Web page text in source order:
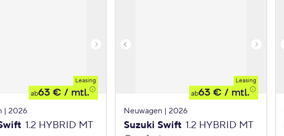
Leasing
ab63 € / mtl.
| 2026
1.2 HYBRID MT
Leasing
ab63 € / mtl.
Neuwagen | 2026
Suzuki Swift 1.2 HYBRID MT